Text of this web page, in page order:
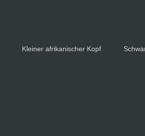
Kleiner afrikanischer Kopf